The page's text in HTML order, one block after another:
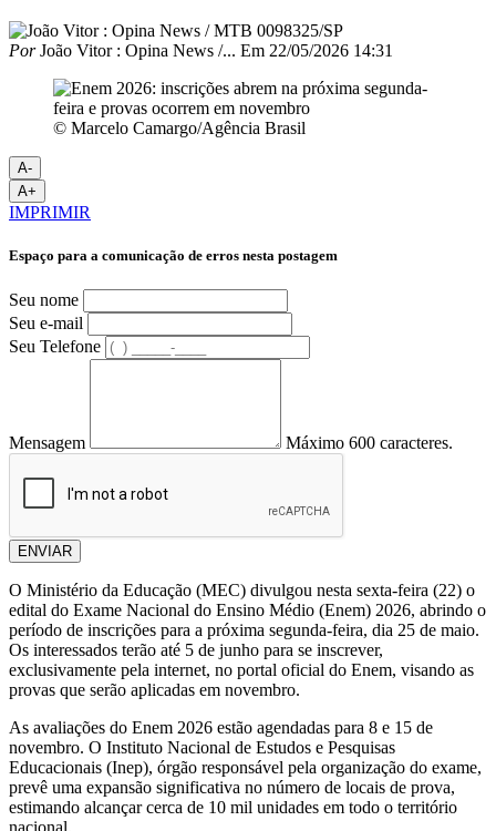
PorJoão Vitor : Opina News /... Em 22/05/2026 14:31
© Marcelo Camargo/Agência Brasil
A-
A+
IMPRIMIR
Espaço para a comunicação de erros nesta postagem
Seu nome
Seu e-mail
Seu Telefone
Mensagem Máximo 600 caracteres.
ENVIAR
O Ministério da Educação (MEC) divulgou nesta sexta-feira (22) o
edital do Exame Nacional do Ensino Médio (Enem) 2026, abrindo o
período de inscrições para a próxima segunda-feira, dia 25 de maio.
Os interessados terão até 5 de junho para se inscrever,
exclusivamente pela internet, no portal oficial do Enem, visando as
provas que serão aplicadas em novembro.
As avaliações do Enem 2026 estão agendadas para 8 e 15 de
novembro. O Instituto Nacional de Estudos e Pesquisas
Educacionais (Inep), órgão responsável pela organização do exame,
prevê uma expansão significativa no número de locais de prova,
estimando alcançar cerca de 10 mil unidades em todo o território
nacional.